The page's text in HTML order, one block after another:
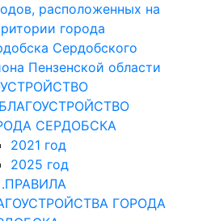
расположенных на
города
Сердобского
Пензенской области
БЛАГОУСТРОЙСТВО
СЕРДОБСКА
2021 год
2025 год
.ПРАВИЛА
ГОРОДА